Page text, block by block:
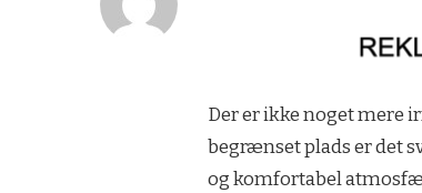
Der er ikke noget mere
begrænset plads er det
og komfortabel